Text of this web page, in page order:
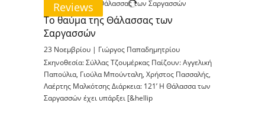
Reviews
Το θαύμα της Θάλασσας των
Σαργασσών
23 Νοεμβρίου | Γιώργος Παπαδημητρίου
Σκηνοθεσία: Σύλλας Τζουμέρκας Παίζουν: Αγγελική
Παπούλια, Γιούλα Μπούνταλη, Χρήστος Πασσαλής,
Λαέρτης Μαλκότσης Διάρκεια: 121’ H Θάλασσα των
Σαργασσών έχει υπάρξει [&hellip